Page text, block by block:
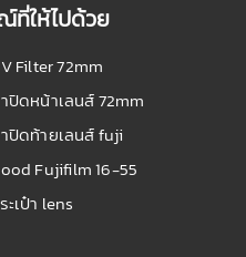
ที่ให้ไปด้วย
Filter 72mm
ปิดหน้าเลนส์ 72mm
ปิดท้ายเลนส์ fuji
Fujifilm 16-55
เป๋า lens